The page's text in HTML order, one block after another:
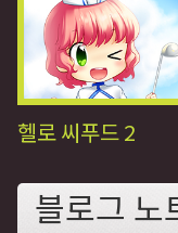
헬로 씨푸드 2
블로그 노